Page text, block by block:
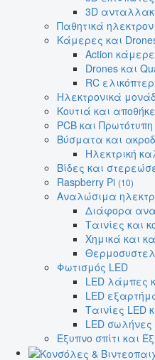
3D
Παθητικά
Κάμερες και
Action
Drones και
RC
Ηλεκτρονικά
Κουτιά και
PCB και
Βύσματα και
Ηλεκτρική
Βίδες και
Raspberry Pi (10)
Αναλώσιμα
Διάφορα
Ταινίες και
Χημικά και
Φωτισμός LED
LED λάμπες
LED
Ταινίες LED
LED σωλήνες
Έξυπνο σπίτι και